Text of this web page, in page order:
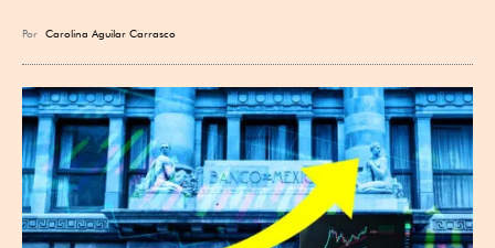
Por Carolina Aguilar Carrasco